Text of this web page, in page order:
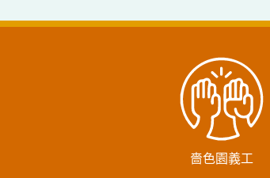
嗇色園義工